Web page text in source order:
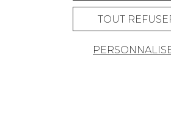
Mentions
données
TOUT